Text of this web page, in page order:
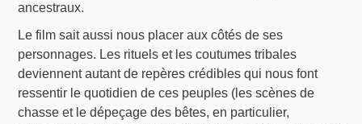
ancestraux.
Le film sait aussi nous placer aux côtés de ses
personnages. Les rituels et les coutumes tribales
deviennent autant de repères crédibles qui nous font
ressentir le quotidien de ces peuples (les scènes de
chasse et le dépeçage des bêtes, en particulier,